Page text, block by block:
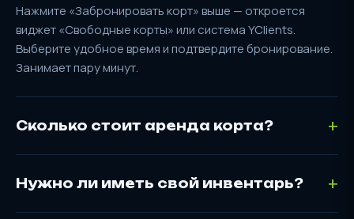
Нажмите «Забронировать корт» выше — откроется
виджет «Свободные корты» или система YClients.
Выберите удобное время и подтвердите бронирование.
Занимает пару минут.
Сколько стоит аренда корта?
Нужно ли иметь свой инвентарь?